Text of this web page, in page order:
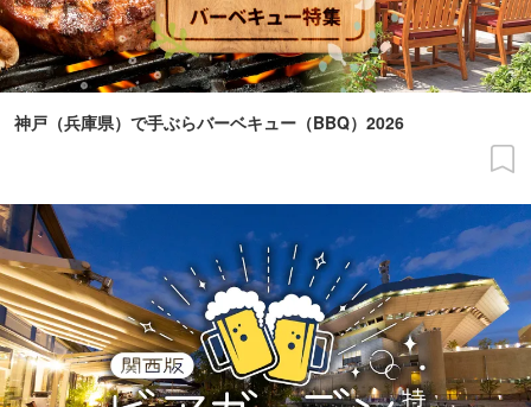
神戸（兵庫県）で手ぶらバーベキュー（BBQ）2026